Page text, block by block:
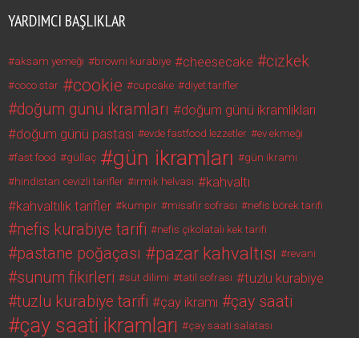
YARDIMCI BAŞLIKLAR
aksam yemeği browni kurabiye cheesecake cizkek
coco star cookie cupcake diyet tarifler
doğum günü ikramları
doğum günü ikramlıkları
doğum günü pastası
evde fastfood lezzetler
ev ekmeği
fast food
güllaç gün ikramları
gün ikramı
hindistan cevizli tarifler
irmik helvası
kahvaltı
kahvaltılık tarifler
kumpir misafir sofrası nefis börek tarifi
nefis kurabiye tarifi nefis çikolatalı kek tarifi
pastane poğaçası pazar kahvaltısı revani
sunum fikirleri süt dilimi tatil sofrası tuzlu kurabiye
tuzlu kurabiye tarifi çay ikramı çay saati
çay saati ikramları
çay saati salatası